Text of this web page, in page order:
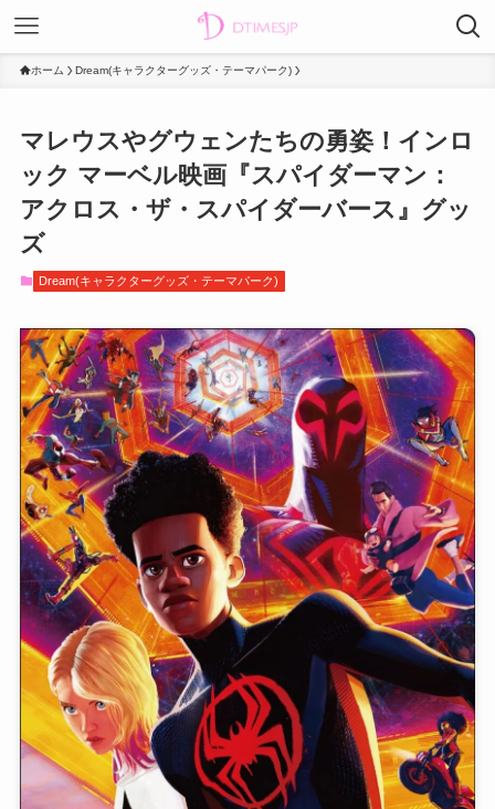
ホーム Dream(キャラクターグッズ・テーマパーク)
マレウスやグウェンたちの勇姿！インロ
ック マーベル映画『スパイダーマン：
アクロス・ザ・スパイダーバース』グッ
ズ
Dream(キャラクターグッズ・テーマパーク)